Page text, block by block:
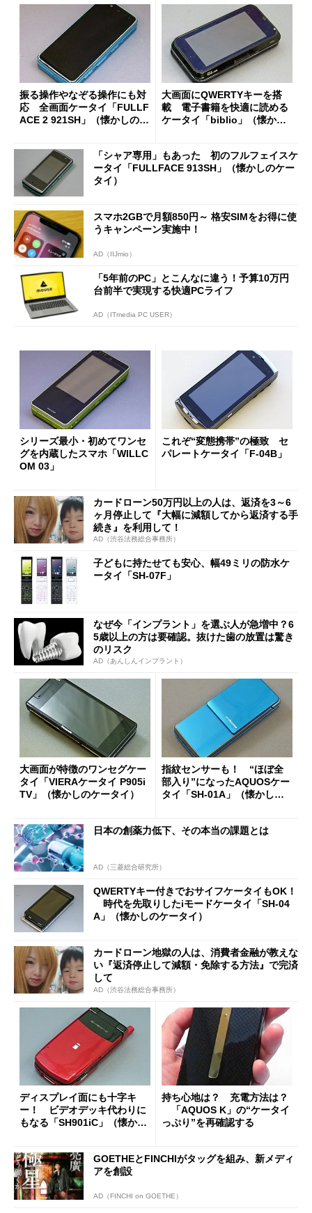
振る操作やなぞる操作にも対
応 全画面ケータイ「FULLF
ACE 2 921SH」（懐かしのケ
大画面にQWERTYキーを搭
載 電子書籍を快適に読める
ケータイ「biblio」（懐かし
「シャア専用」もあった 初のフルフェイスケ
ータイ「FULLFACE 913SH」（懐かしのケー
タイ）
スマホ2GBで月額850円～ 格安SIMをお得に使
うキャンペーン実施中！
AD（IIJmio）
「5年前のPC」とこんなに違う！予算10万円
台前半で実現する快適PCライフ
AD（ITmedia PC USER）
シリーズ最小・初めてワンセ
グを内蔵したスマホ「WILLC
OM 03」
これぞ“変態携帯”の極致 セ
パレートケータイ「F-04B」
カードローン50万円以上の人は、返済を3～6
ヶ月停止して『大幅に減額してから返済する手
続き』を利用して！
AD（渋谷法務総合事務所）
子どもに持たせても安心、幅49ミリの防水ケ
ータイ「SH-07F」
なぜ今「インプラント」を選ぶ人が急増中？6
5歳以上の方は要確認。抜けた歯の放置は驚き
のリスク
AD（あんしんインプラント）
大画面が特徴のワンセグケー
タイ「VIERAケータイ P905i
TV」（懐かしのケータイ）
指紋センサーも！ “ほぼ全
部入り”になったAQUOSケー
タイ「SH-01A」（懐かしの
日本の創薬力低下、その本当の課題とは
AD（三菱総合研究所）
QWERTYキー付きでおサイフケータイもOK！
時代を先取りしたiモードケータイ「SH-04
A」（懐かしのケータイ）
カードローン地獄の人は、消費者金融が教えな
い『返済停止して減額・免除する方法』で完済
して
AD（渋谷法務総合事務所）
ディスプレイ面にも十字キ
ー！ ビデオデッキ代わりに
もなる「SH901iC」（懐かし
持ち心地は？ 充電方法は？
「AQUOS K」の“ケータイ
っぷり”を再確認する
GOETHEとFINCHIがタッグを組み、新メディ
アを創設
AD（FINCHI on GOETHE）